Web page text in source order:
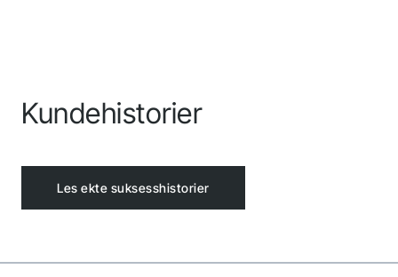
Kundehistorier
Les ekte suksesshistorier